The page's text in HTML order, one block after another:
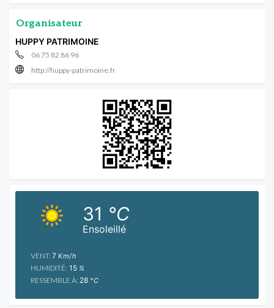
Organisateur
HUPPY PATRIMOINE
06 75 82 86 96
http://huppy-patrimoine.fr
Ensoleillé
31 °C
VENT: 7 Km/h
HUMIDITÉ: 15 %
RESSEMBLE À: 28 °C